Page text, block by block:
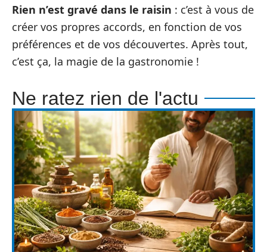
Rien n’est gravé dans le raisin : c’est à vous de
créer vos propres accords, en fonction de vos
préférences et de vos découvertes. Après tout,
c’est ça, la magie de la gastronomie !
Ne ratez rien de l'actu